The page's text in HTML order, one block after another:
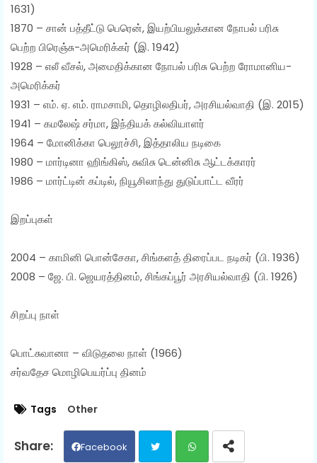
1631)
1870 – சான் பத்தீட்டு பெரென், இயற்பியலுக்கான நோபல் பரிசு
பெற்ற பிரெஞ்சு-அமெரிக்கர் (இ. 1942)
1928 – எலீ வீசல், அமைதிக்கான நோபல் பரிசு பெற்ற ரோமானிய-
அமெரிக்கர்
1931 – எம். ஏ. எம். ராமசாமி, தொழிலதிபர், அரசியல்வாதி (இ. 2015)
1941 – கமலேஷ் சர்மா, இந்தியக் கல்வியாளர்
1964 – மோனிக்கா பெலூச்சி, இத்தாலிய நடிகை
1980 – மார்டினா ஹிங்கிஸ், சுவிசு டென்னிசு ஆட்டக்காரர்
1986 – மார்ட்டின் கப்டில், நியூசிலாந்து துடுப்பாட்ட வீரர்
இறப்புகள்
2004 – காமினி பொன்சேகா, சிங்களத் திரைப்பட நடிகர் (பி. 1936)
2008 – ஜே. பி. ஜெயரத்தினம், சிங்கப்பூர் அரசியல்வாதி (பி. 1926)
சிறப்பு நாள்
பொட்சுவானா – விடுதலை நாள் (1966)
சர்வதேச மொழிபெயர்ப்பு தினம்
Tags Other
Facebook